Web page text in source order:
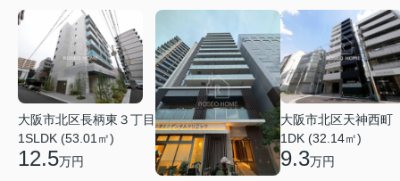
大阪市北区長柄東３丁目
1SLDK (53.01㎡)
12.5万円
大阪市北区天神西町
1DK (32.14㎡)
9.3万円